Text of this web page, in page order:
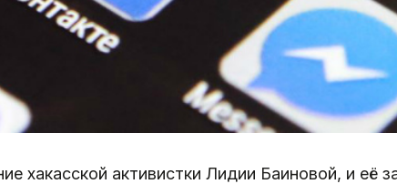
хакасской активистки Лидии Баиновой, и её